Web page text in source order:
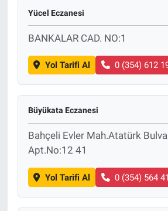
Yücel Eczanesi
BANKALAR CAD. NO:1
Yol Tarifi Al 0 (354) 612
Büyükata Eczanesi
Bahçeli Evler Mah.Atatürk
Apt.No:12 41
Yol Tarifi Al 0 (354) 564